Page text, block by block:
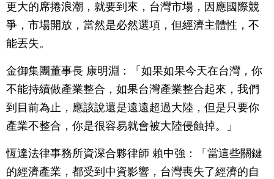
更大的席捲浪潮，就要到來，台灣市場，因應國際競
爭，市場開放，當然是必然選項，但經濟主體性，不
能丟失。
金御集團董事長 康明淵：「如果如果今天在台灣，你
不能持續做產業整合，如果台灣產業整合起來，我們
到目前為止，應該說還是遠遠超過大陸，但是只要你
產業不整合，你是很容易就會被大陸侵蝕掉。」
恆達法律事務所資深合夥律師 賴中強：「當這些關鍵
的經濟產業，都受到中資影響，台灣喪失了經濟的自